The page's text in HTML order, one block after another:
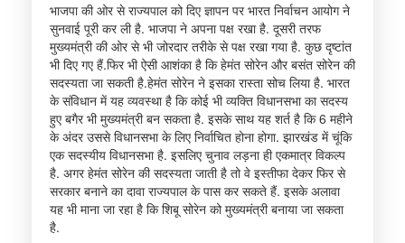
भाजपा की ओर से राज्यपाल को दिए ज्ञापन पर भारत निर्वाचन आयोग ने
सुनवाई पूरी कर ली है. भाजपा ने अपना पक्ष रखा है. दूसरी तरफ
मुख्यमंत्री की ओर से भी जोरदार तरीके से पक्ष रखा गया है. कुछ दृष्टांत
भी दिए गए हैं.फिर भी ऐसी आशंका है कि हेमंत सोरेन और बसंत सोरेन की
सदस्यता जा सकती है.हेमंत सोरेन ने इसका रास्ता सोच लिया है. भारत
के संविधान में यह व्यवस्था है कि कोई भी व्यक्ति विधानसभा का सदस्य
हुए बगैर भी मुख्यमंत्री बन सकता है. इसके साथ यह शर्त है कि 6 महीने
के अंदर उससे विधानसभा के लिए निर्वाचित होना होगा. झारखंड में चूंकि
एक सदस्यीय विधानसभा है. इसलिए चुनाव लड़ना ही एकमात्र विकल्प
है. अगर हेमंत सोरेन की सदस्यता जाती है तो वे इस्तीफा देकर फिर से
सरकार बनाने का दावा राज्यपाल के पास कर सकते हैं. इसके अलावा
यह भी माना जा रहा है कि शिबू सोरेन को मुख्यमंत्री बनाया जा सकता
है.